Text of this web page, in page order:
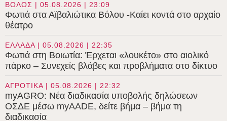
ΒΟΛΟΣ | 05.08.2026 | 23:09
Φωτιά στα Αϊβαλιώτικα Βόλου -Καίει κοντά στο αρχαίο
θέατρο
ΕΛΛΑΔΑ | 05.08.2026 | 22:35
Φωτιά στη Βοιωτία: Έρχεται «λουκέτο» στο αιολικό
πάρκο – Συνεχείς βλάβες και προβλήματα στο δίκτυο
ΑΓΡΟΤΙΚΑ | 05.08.2026 | 22:32
myAGRO: Νέα διαδικασία υποβολής δηλώσεων
ΟΣΔΕ μέσω myAADE, δείτε βήμα – βήμα τη
διαδικασία